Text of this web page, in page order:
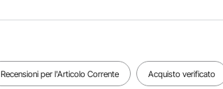
-4 ~ 122
0
Recensioni per l'Articolo Corrente Acquisto verificato